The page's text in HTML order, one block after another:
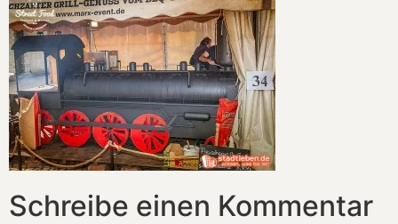
Schreibe einen Kommentar